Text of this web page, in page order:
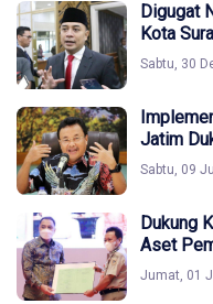
Digugat
Kota
Sabtu, 30
Jatim
Sabtu, 09
Dukung
Aset
Jumat, 01